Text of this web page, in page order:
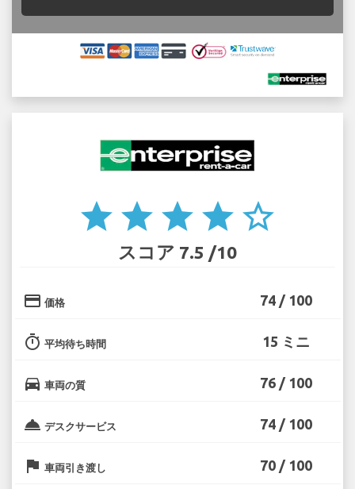
star star star star star_border
スコア 7.5 /10
credit_card 価格 74 / 100
timer 平均待ち時間 15 ミニ
directions_car 車両の質 76 / 100
room_service デスクサービス 74 / 100
flag 車両引き渡し 70 / 100